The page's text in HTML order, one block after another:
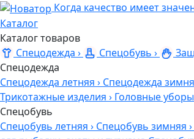
Когда качество имеет
Каталог
Каталог товаров
Спецодежда › Спецобувь ›
Спецодежда
Спецодежда летняя › Спецодежда
Трикотажные изделия › Головные уборы
Спецобувь
Спецобувь летняя › Спецобувь зимняя ›